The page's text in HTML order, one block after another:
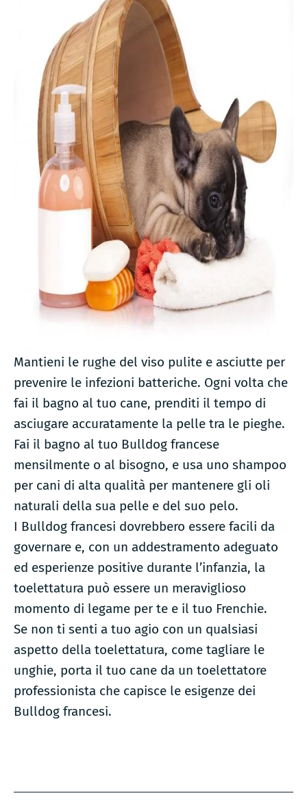
Mantieni le rughe del viso pulite e asciutte per
prevenire le infezioni batteriche. Ogni volta che
fai il bagno al tuo cane, prenditi il tempo di
asciugare accuratamente la pelle tra le pieghe.
Fai il bagno al tuo Bulldog francese
mensilmente o al bisogno, e usa uno shampoo
per cani di alta qualità per mantenere gli oli
naturali della sua pelle e del suo pelo.
I Bulldog francesi dovrebbero essere facili da
governare e, con un addestramento adeguato
ed esperienze positive durante l’infanzia, la
toelettatura può essere un meraviglioso
momento di legame per te e il tuo Frenchie.
Se non ti senti a tuo agio con un qualsiasi
aspetto della toelettatura, come tagliare le
unghie, porta il tuo cane da un toelettatore
professionista che capisce le esigenze dei
Bulldog francesi.